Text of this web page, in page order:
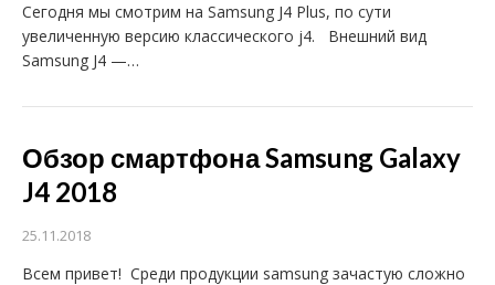
Сегодня мы смотрим на Samsung J4 Plus, по сути
увеличенную версию классического j4. Внешний вид
Samsung J4 —…
Обзор смартфона Samsung Galaxy
J4 2018
25.11.2018
Всем привет! Среди продукции samsung зачастую сложно